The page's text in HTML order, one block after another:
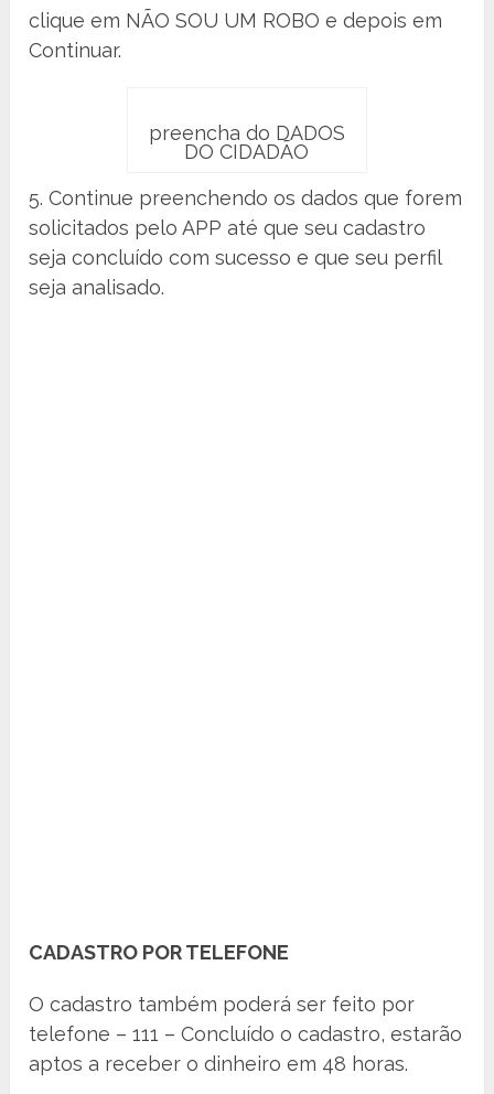
clique em NÃO SOU UM ROBO e depois em
Continuar.
preencha do DADOS
DO CIDADÃO
5. Continue preenchendo os dados que forem
solicitados pelo APP até que seu cadastro
seja concluído com sucesso e que seu perfil
seja analisado.
CADASTRO POR TELEFONE
O cadastro também poderá ser feito por
telefone – 111 – Concluído o cadastro, estarão
aptos a receber o dinheiro em 48 horas.